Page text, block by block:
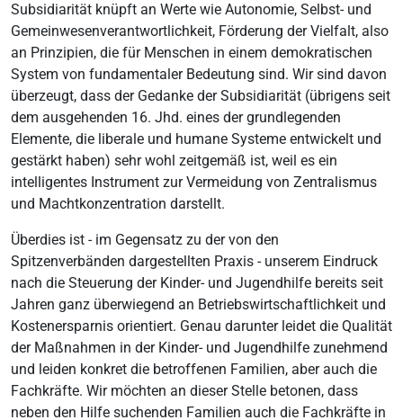
Subsidiarität knüpft an Werte wie Autonomie, Selbst- und
Gemeinwesenverantwortlichkeit, Förderung der Vielfalt, also
an Prinzipien, die für Menschen in einem demokratischen
System von fundamentaler Bedeutung sind. Wir sind davon
überzeugt, dass der Gedanke der Subsidiarität (übrigens seit
dem ausgehenden 16. Jhd. eines der grundlegenden
Elemente, die liberale und humane Systeme entwickelt und
gestärkt haben) sehr wohl zeitgemäß ist, weil es ein
intelligentes Instrument zur Vermeidung von Zentralismus
und Machtkonzentration darstellt.
Überdies ist - im Gegensatz zu der von den
Spitzenverbänden dargestellten Praxis - unserem Eindruck
nach die Steuerung der Kinder- und Jugendhilfe bereits seit
Jahren ganz überwiegend an Betriebswirtschaftlichkeit und
Kostenersparnis orientiert. Genau darunter leidet die Qualität
der Maßnahmen in der Kinder- und Jugendhilfe zunehmend
und leiden konkret die betroffenen Familien, aber auch die
Fachkräfte. Wir möchten an dieser Stelle betonen, dass
neben den Hilfe suchenden Familien auch die Fachkräfte in